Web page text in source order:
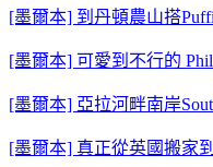
[墨爾本] 到丹頓農山搭
[墨爾本] 可愛到不行的
[墨爾本] 亞拉河畔南岸
[墨爾本] 真正從英國搬家